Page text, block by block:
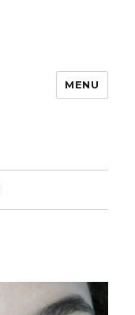
MENU